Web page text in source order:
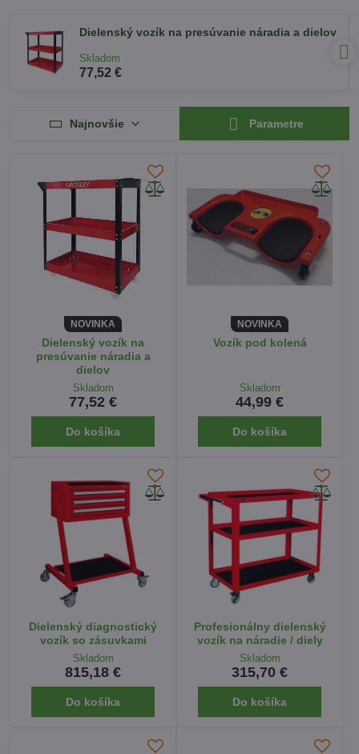
Dielenský vozík na presúvanie náradia a dielov
Skladom
77,52 €
Najnovšie Parametre
NOVINKA
Dielenský vozík na
presúvanie náradia a
dielov
Skladom
77,52 €
Do košíka
NOVINKA
Vozík pod kolená
Skladom
44,99 €
Do košíka
Dielenský diagnostický
vozík so zásuvkami
Skladom
815,18 €
Do košíka
Profesionálny dielenský
vozík na náradie / diely
Skladom
315,70 €
Do košíka